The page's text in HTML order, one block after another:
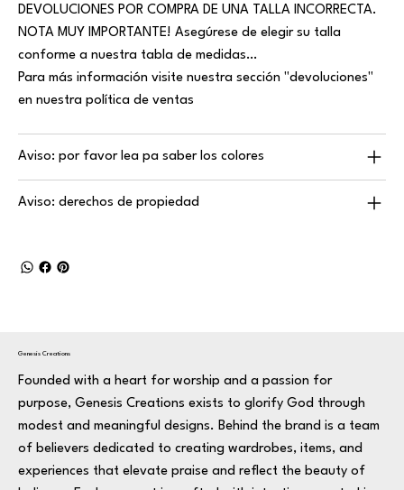
DEVOLUCIONES POR COMPRA DE UNA TALLA INCORRECTA.
NOTA MUY IMPORTANTE! Asegúrese de elegir su talla
conforme a nuestra tabla de medidas…
Para más información visite nuestra sección "devoluciones"
en nuestra política de ventas
Aviso: por favor lea pa saber los colores
Aviso: derechos de propiedad
Genesis Creations
Founded with a heart for worship and a passion for
purpose, Genesis Creations exists to glorify God through
modest and meaningful designs. Behind the brand is a team
of believers dedicated to creating wardrobes, items, and
experiences that elevate praise and reflect the beauty of